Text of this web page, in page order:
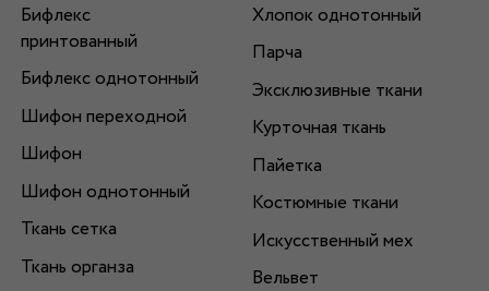
Бифлекс
принтованный
Бифлекс однотонный
Шифон переходной
Шифон
Шифон однотонный
Ткань сетка
Ткань органза
Хлопок однотонный
Парча
Эксклюзивные ткани
Курточная ткань
Пайетка
Костюмные ткани
Искусственный мех
Вельвет